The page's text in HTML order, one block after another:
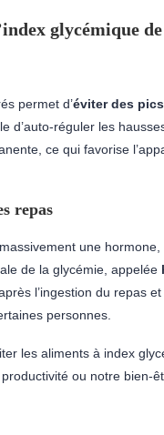
glycémique de
permet d’éviter des
d’auto-réguler les
ce qui favorise
repas
une hormone,
de la glycémie, appelée
l’ingestion du repas
personnes.
les aliments à index
ou notre bien-